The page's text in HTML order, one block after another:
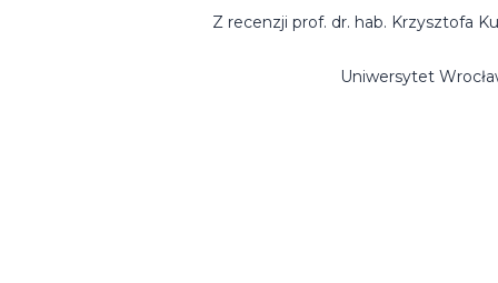
Z recenzji prof. dr. hab. Krzysztofa
Uniwersytet